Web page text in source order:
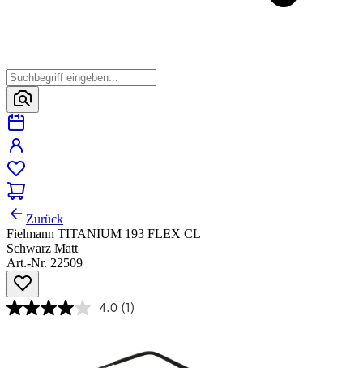
Zurück
Fielmann TITANIUM 193 FLEX CL
Schwarz Matt
Art.-Nr. 22509
4.0 (1)